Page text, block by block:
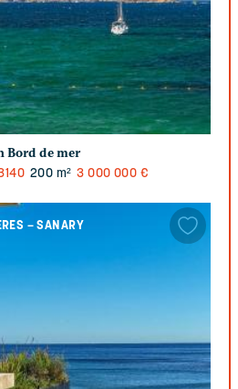
Bord de mer
200 m² 3 000 000 €
– SANARY